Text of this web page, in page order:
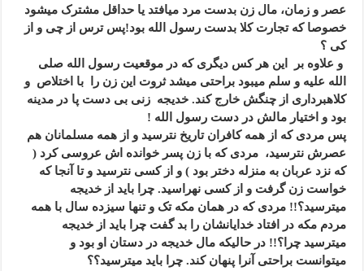
عصر و زمان، مال زن بدست مرد میافتد یا حداقل مشترک میشود
خصوصا که تجارت کلا بدست رسول الله بود!پس ترس از چی و از
کی ؟
و علاوه بر این هر کس دیگری که در موقعیت رسول الله صلی
الله علیه و سلم میبود براحتی میشد ثروت این زن را با اختلاص و
کلاهبرداری از چنگش خارج کند. خدیجه زنی بی دست پا در مدینه
بود و اختیار مالش در دست رسول الله !
پس مردی که از همه کافران تاریخ نترسید و از همه مسلمانان هم
عصرش نترسید، مردی که با زن پسر خوانده اش عروسی کرد (
که نزد عربان به منزله دختر بود ) و از کسی نترسید و تا آنجا که
خواست زن گرفت و از کسی نهراسید. چرا باید از خدیجه
میترسید؟!! مردی که در همان مکه تک و تنها سیزده سال با همه
مردم مکه در افتاد خدایانشان را بد گفت چرا باید از خدیجه
میترسید چرا؟!! در حالیکه مال خدیجه در دستان او بود و
میتوانست براحتی آنرا پنهان کند. چرا باید میترسید؟؟